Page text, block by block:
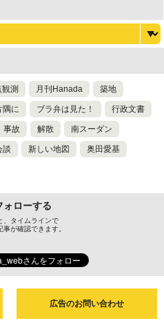
測 月刊Hanada 築地
隅に ブラ弁は見た！ 行政文書
事故 解散 南スーダン
談 新しい地図 奥田愛基
ォローする
、タイムラインで
事が確認できます。
広告のお問い合わせ